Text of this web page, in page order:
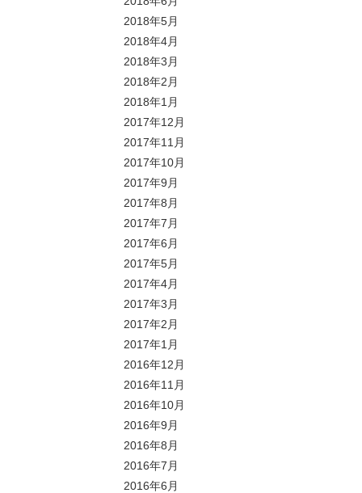
2018年5月
2018年4月
2018年3月
2018年2月
2018年1月
2017年12月
2017年11月
2017年10月
2017年9月
2017年8月
2017年7月
2017年6月
2017年5月
2017年4月
2017年3月
2017年2月
2017年1月
2016年12月
2016年11月
2016年10月
2016年9月
2016年8月
2016年7月
2016年6月